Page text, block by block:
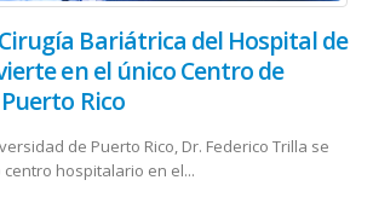
Bariátrica del Hospital de
en el único Centro de
Rico
de Puerto Rico, Dr. Federico Trilla se
hospitalario en el...